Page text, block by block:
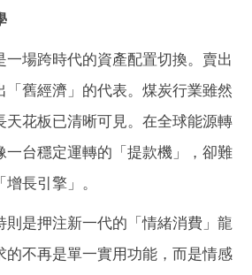
一場跨時代的資產配置切換。賣出
「舊經濟」的代表。煤炭行業雖然
天花板已清晰可見。在全球能源轉
一台穩定運轉的「提款機」，卻難
長引擎」。
則是押注新一代的「情緒消費」龍
的不再是單一實用功能，而是情感